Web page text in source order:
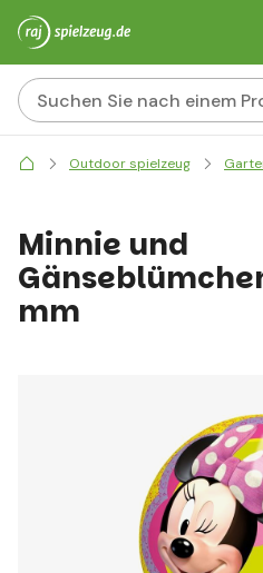
Outdoor spielzeug
Minnie und
mm